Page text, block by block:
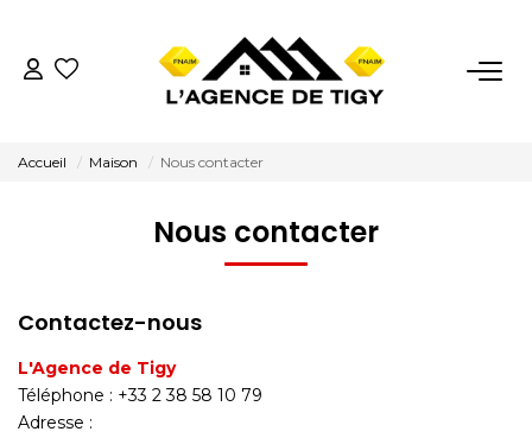
ESTIMATION
NOTRE AGENCE
Nous Contacter
Accueil Maison Nous contacter
Nous contacter
Contactez-nous
L'Agence de Tigy
Téléphone : +33 2 38 58 10 79
Adresse :